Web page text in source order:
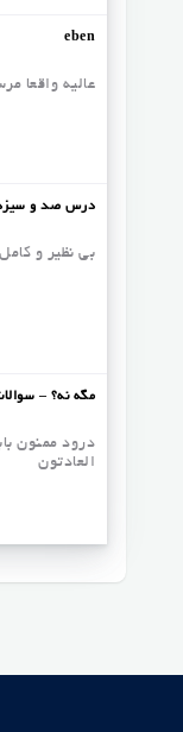
eben
عالیه واقعا
درس صد و
بی نظیر و کامل
مگه نه؟ –
درود ممنون
العادتون